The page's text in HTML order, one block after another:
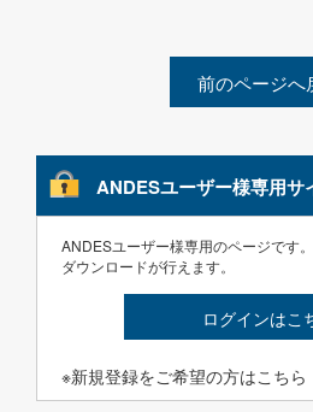
前のページへ
ANDESユーザー様専用サ
ANDESユーザー様専用のページです
ダウンロードが行えます。
ログインはこ
※新規登録をご希望の方はこちら